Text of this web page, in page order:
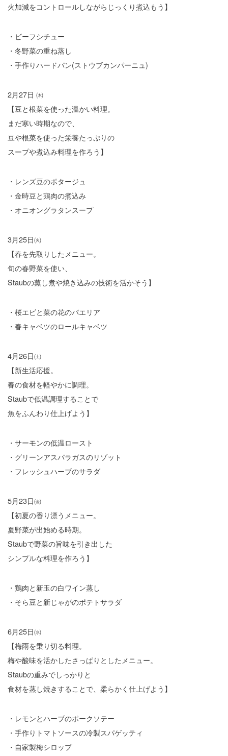
火加減をコントロールしながらじっくり煮込もう】
・ビーフシチュー
・冬野菜の重ね蒸し
・手作りハードパン(ストウブカンパーニュ)
2月27日 ㈭
【豆と根菜を使った温かい料理。
まだ寒い時期なので、
豆や根菜を使った栄養たっぷりの
スープや煮込み料理を作ろう】
・レンズ豆のポタージュ
・金時豆と鶏肉の煮込み
・オニオングラタンスープ
3月25日㈫
【春を先取りしたメニュー。
旬の春野菜を使い、
Staubの蒸し煮や焼き込みの技術を活かそう】
・桜エビと菜の花のパエリア
・春キャベツのロールキャベツ
4月26日㈯
【新生活応援。
春の食材を軽やかに調理。
Staubで低温調理することで
魚をふんわり仕上げよう】
・サーモンの低温ロースト
・グリーンアスパラガスのリゾット
・フレッシュハーブのサラダ
5月23日㈮
【初夏の香り漂うメニュー。
夏野菜が出始める時期。
Staubで野菜の旨味を引き出した
シンプルな料理を作ろう】
・鶏肉と新玉の白ワイン蒸し
・そら豆と新じゃがのポテトサラダ
6月25日㈬
【梅雨を乗り切る料理。
梅や酸味を活かしたさっぱりとしたメニュー。
Staubの重みでしっかりと
食材を蒸し焼きすることで、柔らかく仕上げよう】
・レモンとハーブのポークソテー
・手作りトマトソースの冷製スパゲッティ
・自家製梅シロップ